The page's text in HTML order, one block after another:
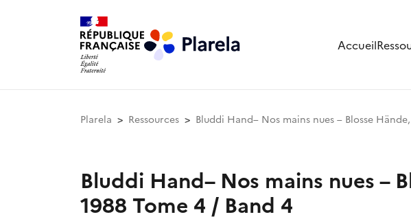
Accueil
Plarela Ressources Bluddi Hand– Nos mains nues – Blosse
Bluddi Hand– Nos mains nues –
1988 Tome 4 / Band 4